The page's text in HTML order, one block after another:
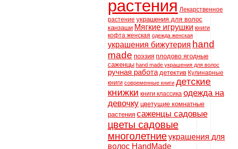
растения Лекарственное
растение украшения для волос
канзаши Мягкие игрушки книги
кофта женская одежда женская
украшения бижутерия hand
made поэзия плодово ягодные
саженцы hand made украшения для волос
ручная работа детектив Кулинарные
книги современные книги детские
книжки книги классика одежда на
девочку цветущие комнатные
растения саженцы садовые
цветы садовые
многолетниеукрашения для
волос HandMade